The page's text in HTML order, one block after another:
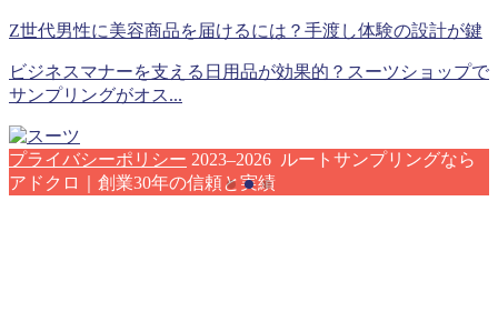
Z世代男性に美容商品を届けるには？手渡し体験の設計が鍵
ビジネスマナーを支える日用品が効果的？スーツショップで
サンプリングがオス...
プライバシーポリシー 2023–2026 ルートサンプリングなら
アドクロ｜創業30年の信頼と実績